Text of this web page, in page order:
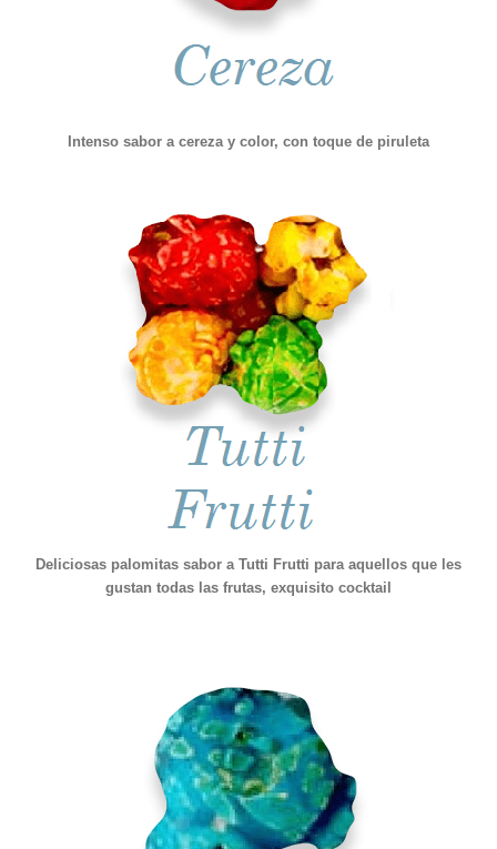
Intenso sabor a cereza y color, con toque de piruleta
Deliciosas palomitas sabor a Tutti Frutti para aquellos que les
gustan todas las frutas, exquisito cocktail